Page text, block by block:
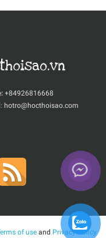
+84926816668
hotro@hocthoisao.com
of use and Privacy Policy